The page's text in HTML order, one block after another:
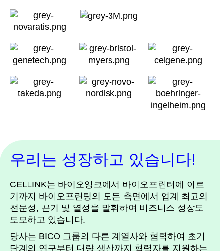
우리는 성장하고 있습니다!
CELLINK는 바이오잉크에서 바이오프린터에 이르
기까지 바이오프린팅의 모든 측면에서 업계 최고의
전문성, 끈기 및 열정을 발휘하여 비즈니스 성장도
도모하고 있습니다.
당사는 BICO 그룹의 다른 계열사와 협력하여 초기
단계의 연구부터 대량 생산까지 협력자를 지원하는